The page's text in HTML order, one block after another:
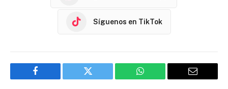
Síguenos en TikTok
Facebook Twitter WhatsApp Email